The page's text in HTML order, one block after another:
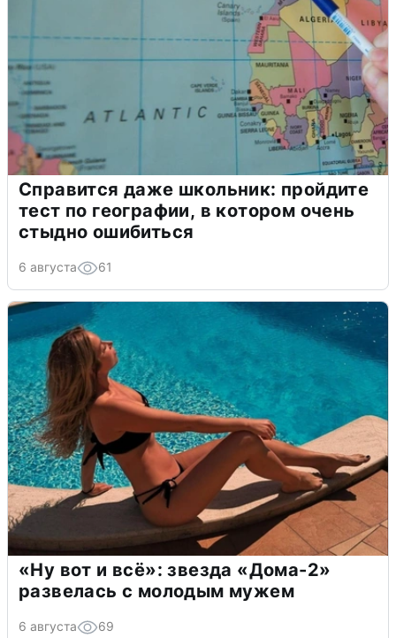
Справится даже школьник: пройдите
тест по географии, в котором очень
стыдно ошибиться
6 августа 61
«Ну вот и всё»: звезда «Дома-2»
развелась с молодым мужем
6 августа 69